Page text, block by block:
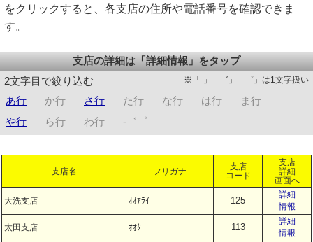
をクリックすると、各支店の住所や電話番号を確認できま
す。
支店の詳細は「詳細情報」をタップ
2文字目で絞り込む
※「-」「゛」「゜」は1文字扱い
あ行 か行 さ行 た行 な行 は行
ま行
や行
ら行 わ行 -゛゜
支店名 フリガナ
支店
コード
支店
詳細
画面へ
大洗支店 ｵｵｱﾗｲ 125
詳細
情報
太田支店 ｵｵﾀ 113
詳細
情報